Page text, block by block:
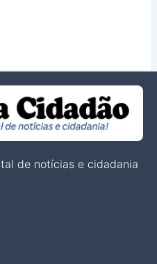
de notícias e cidadania